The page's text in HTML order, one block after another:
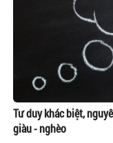
Tư duy khác biệt,
giàu - nghèo